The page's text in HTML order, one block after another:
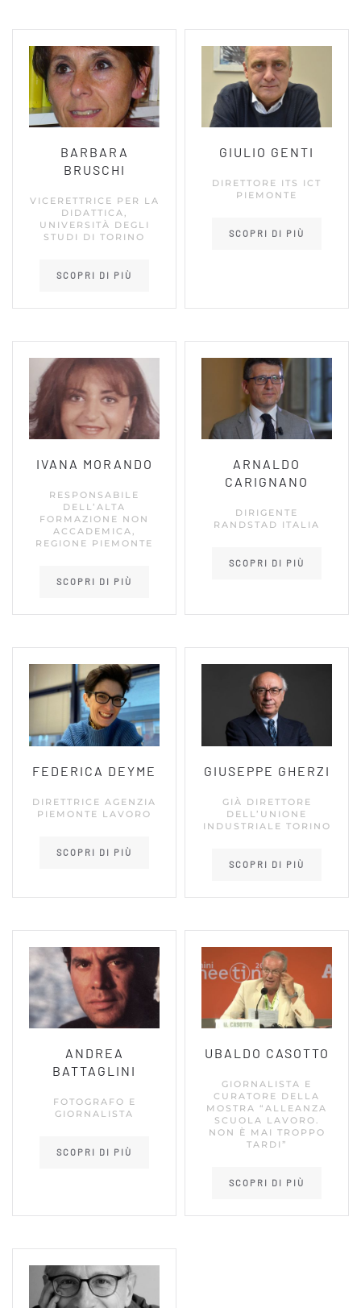
BARBARA
BRUSCHI
VICERETTRICE PER LA
DIDATTICA,
UNIVERSITÀ DEGLI
STUDI DI TORINO
SCOPRI DI PIÙ
GIULIO GENTI
DIRETTORE ITS ICT
PIEMONTE
SCOPRI DI PIÙ
IVANA MORANDO
RESPONSABILE
DELL’ALTA
FORMAZIONE NON
ACCADEMICA,
REGIONE PIEMONTE
SCOPRI DI PIÙ
ARNALDO
CARIGNANO
DIRIGENTE
RANDSTAD ITALIA
SCOPRI DI PIÙ
FEDERICA DEYME
DIRETTRICE AGENZIA
PIEMONTE LAVORO
SCOPRI DI PIÙ
GIUSEPPE GHERZI
GIÀ DIRETTORE
DELL’UNIONE
INDUSTRIALE TORINO
SCOPRI DI PIÙ
ANDREA
BATTAGLINI
FOTOGRAFO E
GIORNALISTA
SCOPRI DI PIÙ
UBALDO CASOTTO
GIORNALISTA E
CURATORE DELLA
MOSTRA “ALLEANZA
SCUOLA LAVORO.
NON È MAI TROPPO
TARDI”
SCOPRI DI PIÙ